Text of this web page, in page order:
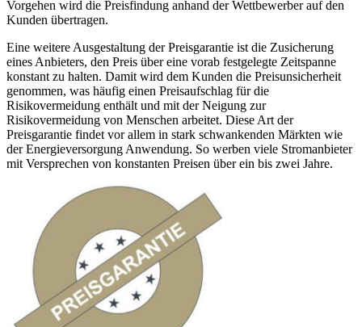
Vorgehen wird die Preisfindung anhand der Wettbewerber auf den
Kunden übertragen.
Eine weitere Ausgestaltung der Preisgarantie ist die Zusicherung
eines Anbieters, den Preis über eine vorab festgelegte Zeitspanne
konstant zu halten. Damit wird dem Kunden die Preisunsicherheit
genommen, was häufig einen Preisaufschlag für die
Risikovermeidung enthält und mit der Neigung zur
Risikovermeidung von Menschen arbeitet. Diese Art der
Preisgarantie findet vor allem in stark schwankenden Märkten wie
der Energieversorgung Anwendung. So werben viele Stromanbieter
mit Versprechen von konstanten Preisen über ein bis zwei Jahre.